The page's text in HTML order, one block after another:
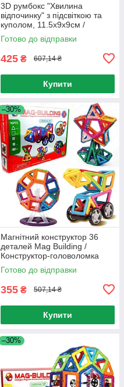
3D румбокс "Хвилина
відпочинку" з підсвіткою та
куполом, 11.5х9х9см /
Конструктор 3D / Інтер'єрний
конструктор / Румбокс
Готово до відправки
425 ₴ 607,14 ₴
Купити
–30%
Магнітний конструктор 36
деталей Mag Building /
Конструктор-головоломка
для дітей / Конструктор на
магнітах
Готово до відправки
355 ₴ 507,14 ₴
Купити
–30%